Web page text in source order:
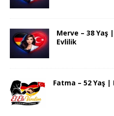
Merve – 38 Yaş
Evlilik
Fatma – 52 Yaş